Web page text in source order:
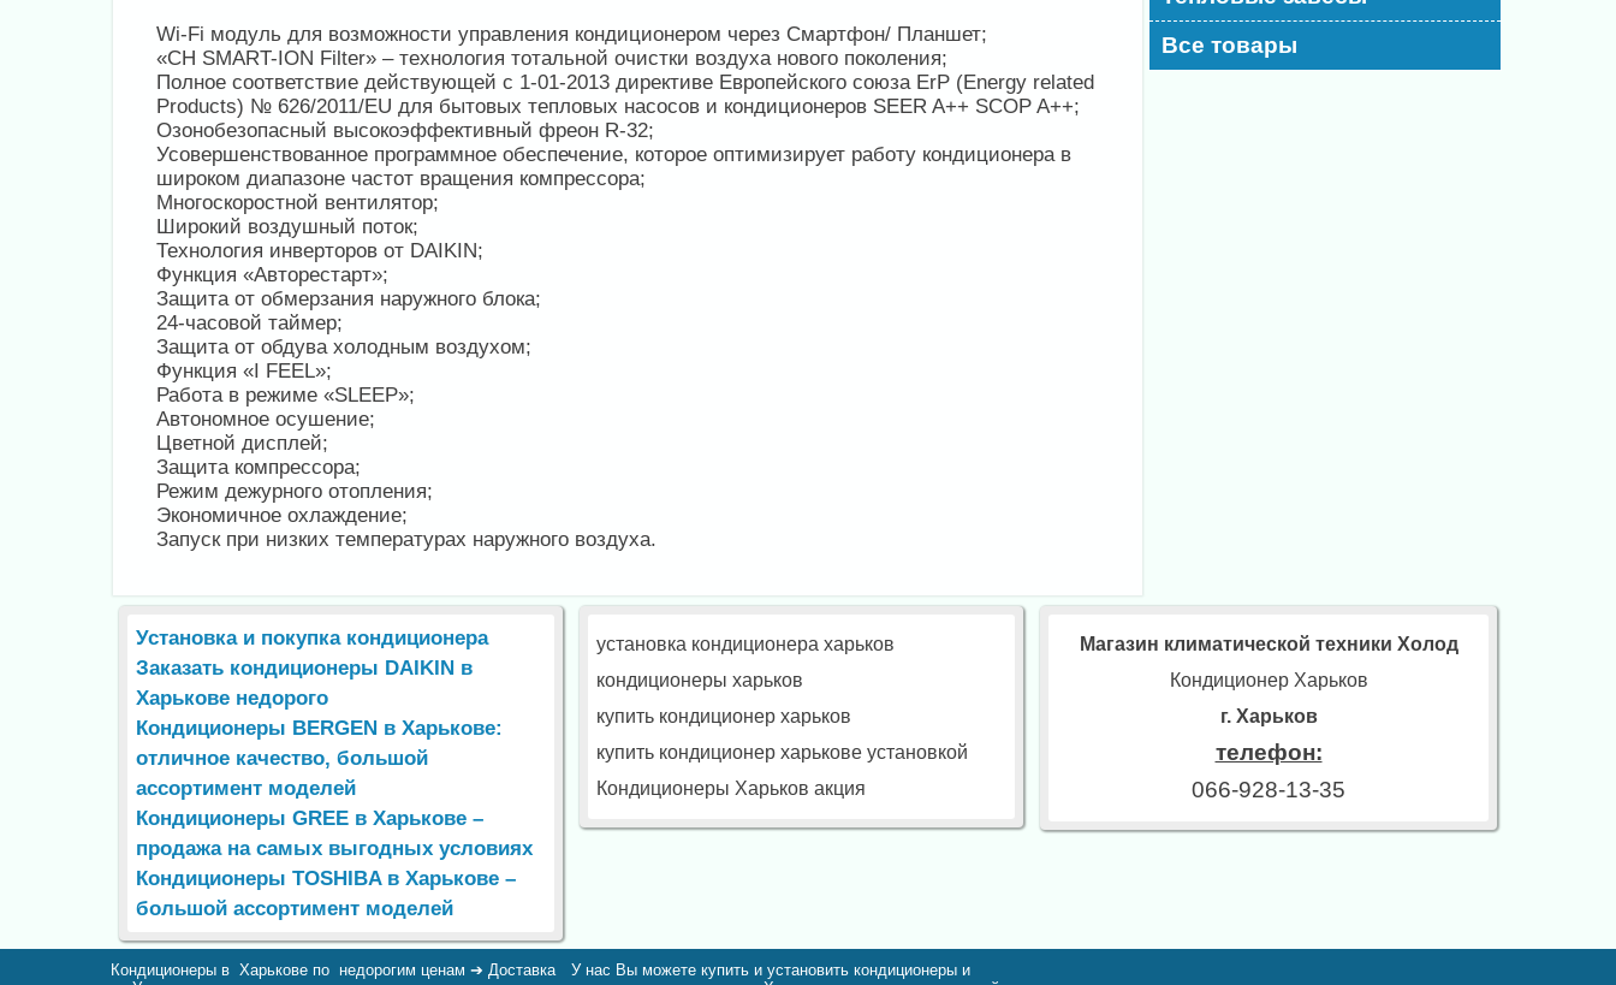
Wi-Fi модуль для возможности управления кондиционером через Смартфон/ Планшет;
«CH SMART-ION Filter» – технология тотальной очистки воздуха нового поколения;
Полное соответствие действующей c 1-01-2013 директиве Европейского союза ErP (Energy related
Products) № 626/2011/EU для бытовых тепловых насосов и кондиционеров SEER A++ SCOP A++;
Озонобезопасный высокоэффективный фреон R-32;
Усовершенствованное программное обеспечение, которое оптимизирует работу кондиционера в
широком диапазоне частот вращения компрессора;
Многоскоростной вентилятор;
Широкий воздушный поток;
Технология инверторов от DAIKIN;
Функция «Авторестарт»;
Защита oт обмерзания наружного блока;
24-часовой таймер;
Защита от обдува холодным воздухом;
Функция «I FEEL»;
Работа в режиме «SLEEP»;
Автономное осушение;
Цветной дисплей;
Защита компрессора;
Режим дежурного отопления;
Экономичное охлаждение;
Запуск при низких температурах наружного воздуха.
Все товары
Установка и покупка кондиционера
Заказать кондиционеры DAIKIN в
Харькове недорого
Кондиционеры BERGEN в Харькове:
отличное качество, большой
ассортимент моделей
Кондиционеры GREE в Харькове –
продажа на самых выгодных условиях
Кондиционеры TOSHIBA в Харькове –
большой ассортимент моделей
установка кондиционера харьков
кондиционеры харьков
купить кондиционер харьков
купить кондиционер харькове установкой
Кондиционеры Харьков акция
Магазин климатической техники Холод
Кондиционер Харьков
г. Харьков
телефон:
066-928-13-35
Кондиционеры в Харькове по недорогим ценам ➔ Доставка
У нас Вы можете купить и установить кондиционеры и